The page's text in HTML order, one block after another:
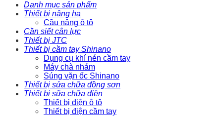
Danh mục sản phẩm
Thiết bị nâng hạ
Cầu nâng ô tô
Cần siết cân lực
Thiết bị JTC
Thiết bị cầm tay Shinano
Dụng cụ khí nén cầm tay
Máy chà nhám
Súng vặn ốc Shinano
Thiết bị sửa chữa đồng sơn
Thiết bị sữa chữa điện
Thiết bị điện ô tô
Thiết bị điện cầm tay